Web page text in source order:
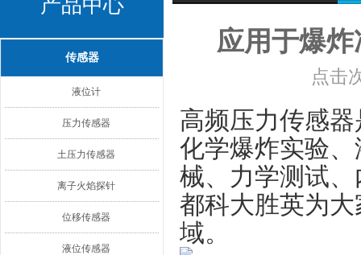
产品中心
传感器
液位计
压力传感器
土压力传感器
离子火焰探针
位移传感器
液位传感器
应用于爆
点击
高频压力传感
化学爆炸实验
械、力学测试
都科大胜英为
域。